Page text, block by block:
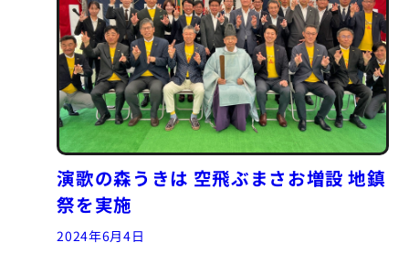
演歌の森うきは 空飛ぶまさお増設 地鎮
祭を実施
2024年6月4日